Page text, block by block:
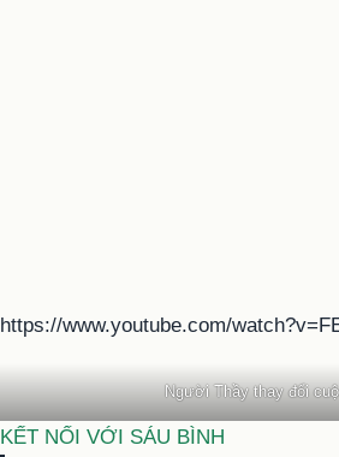
https://www.youtube.com/
Người Thầy thay đổi
KẾT NỐI VỚI SÁU BÌNH